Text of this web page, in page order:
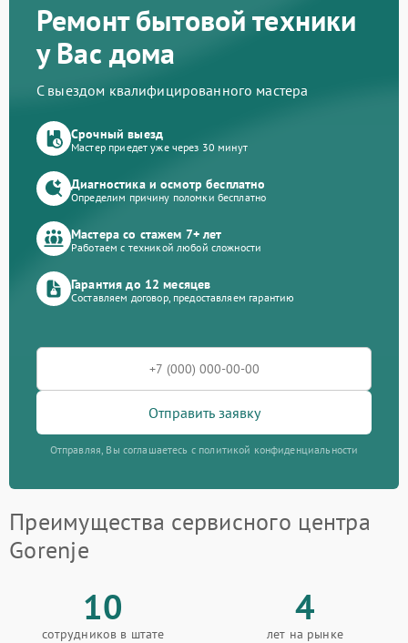
Ремонт бытовой техники
у Вас дома
С выездом квалифицированного мастера
Срочный выезд
Мастер приедет уже через 30 минут
Диагностика и осмотр бесплатно
Определим причину поломки бесплатно
Мастера со стажем 7+ лет
Работаем с техникой любой сложности
Гарантия до 12 месяцев
Составляем договор, предоставляем гарантию
Отправить заявку
Отправляя, Вы соглашаетесь с политикой конфиденциальности
Преимущества сервисного центра
Gorenje
10
сотрудников в штате
4
лет на рынке